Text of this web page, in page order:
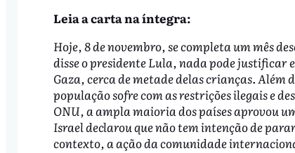
Leia a carta na íntegra:
Hoje, 8 de novembro, se completa um mês
disse o presidente Lula, nada pode justificar
Gaza, cerca de metade delas crianças. Além
população sofre com as restrições ilegais e
ONU, a ampla maioria dos países aprovou
Israel declarou que não tem intenção de
contexto, a ação da comunidade